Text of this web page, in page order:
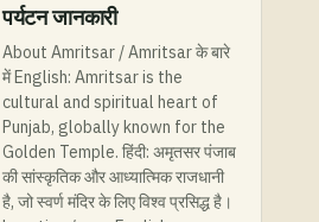
पर्यटन जानकारी
About Amritsar / Amritsar के बारे
में English: Amritsar is the
cultural and spiritual heart of
Punjab, globally known for the
Golden Temple. हिंदी: अमृतसर पंजाब
की सांस्कृतिक और आध्यात्मिक राजधानी
है, जो स्वर्ण मंदिर के लिए विश्व प्रसिद्ध है।